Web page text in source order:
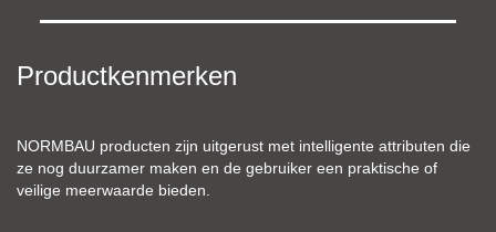
Productkenmerken
NORMBAU producten zijn uitgerust met intelligente attributen die
ze nog duurzamer maken en de gebruiker een praktische of
veilige meerwaarde bieden.